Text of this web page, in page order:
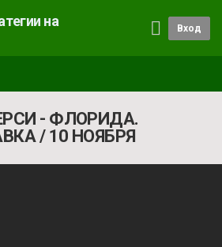
на
Вход
- ФЛОРИДА.
/ 10 НОЯБРЯ